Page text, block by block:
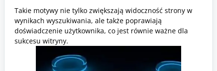
Takie motywy nie tylko zwiększają widoczność strony w
wynikach wyszukiwania, ale także poprawiają
doświadczenie użytkownika, co jest równie ważne dla
sukcesu witryny.